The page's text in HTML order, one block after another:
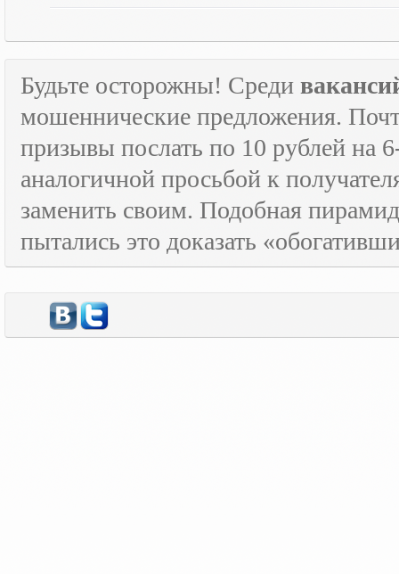
Будьте осторожны! Среди
мошеннические предложения.
призывы послать по 10 рублей на
аналогичной просьбой к
заменить своим. Подобная
пытались это доказать